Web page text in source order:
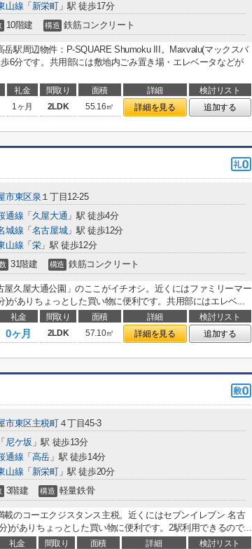
山線 「 新栄町」駅 徒歩17分
10階建 構造 鉄筋コンクリート
岳駅周辺物件：P-SQUARE Shumoku III。Maxvalu(マックスバ
6分です。共用部には敷地内ごみ置き場・エレベータなどが
礼金 間取り 面積 詳細
検討リスト
1ヶ月 2LDK 55.16㎡ 詳細を見る 追加する
市東区泉 １丁目12-25
通線 「 久屋大通 」駅 徒歩4分
城線 「 名古屋城」駅 徒歩12分
山線 「 栄」駅 徒歩12分
31階建 構造 鉄筋コンクリート
屋久屋大通公園」のここがイチオシ。近くにはファミリーマー
)がありちょっとした買い物に便利です。共用部にはエレベ...
礼金 間取り 面積 詳細
検討リスト
0ヶ月 2LDK 57.10㎡ 詳細を見る 追加する
市東区主税町４丁目45-3
「 尼ケ坂 」駅 徒歩13分
通線 「 高岳 」駅 徒歩14分
山線 「 新栄町」駅 徒歩20分
3階建 構造 軽量鉄骨
載のコーエクジスタンス主税。近くにはセブンイレブン 名古
)がありちょっとした買い物に便利です。2駅利用できるので...
礼金 間取り 面積 詳細
検討リスト